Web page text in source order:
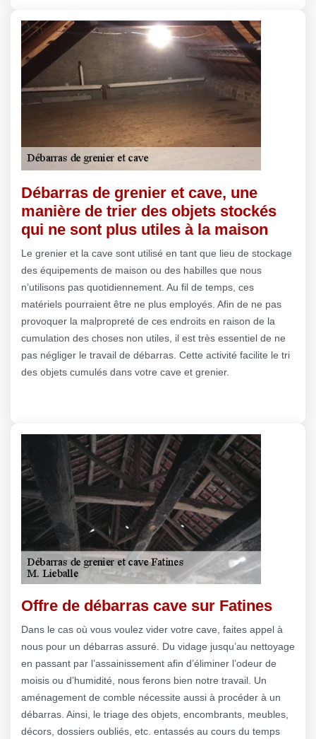
Débarras de grenier et cave, une
manière de trier des objets stockés
qui ne sont plus utiles à la maison
Le grenier et la cave sont utilisé en tant que lieu de stockage
des équipements de maison ou des habilles que nous
n’utilisons pas quotidiennement. Au fil de temps, ces
matériels pourraient être ne plus employés. Afin de ne pas
provoquer la malpropreté de ces endroits en raison de la
cumulation des choses non utiles, il est très essentiel de ne
pas négliger le travail de débarras. Cette activité facilite le tri
des objets cumulés dans votre cave et grenier.
Offre de débarras cave sur Fatines
Dans le cas où vous voulez vider votre cave, faites appel à
nous pour un débarras assuré. Du vidage jusqu’au nettoyage
en passant par l’assainissement afin d’éliminer l’odeur de
moisis ou d’humidité, nous ferons bien notre travail. Un
aménagement de comble nécessite aussi à procéder à un
débarras. Ainsi, le triage des objets, encombrants, meubles,
décors, dossiers oubliés, etc. entassés au cours du temps